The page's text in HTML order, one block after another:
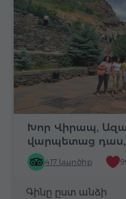
Խոր Վիրապ,
վարպետաց
417 կարծիք
Գինը ըստ անձի